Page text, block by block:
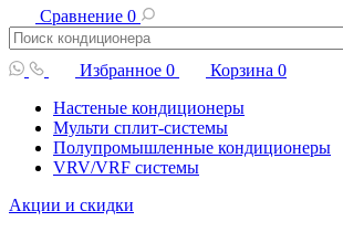
Сравнение 0
Избранное 0 Корзина 0
Настеные кондиционеры
Мульти сплит-системы
Полупромышленные кондиционеры
VRV/VRF системы
Акции и скидки